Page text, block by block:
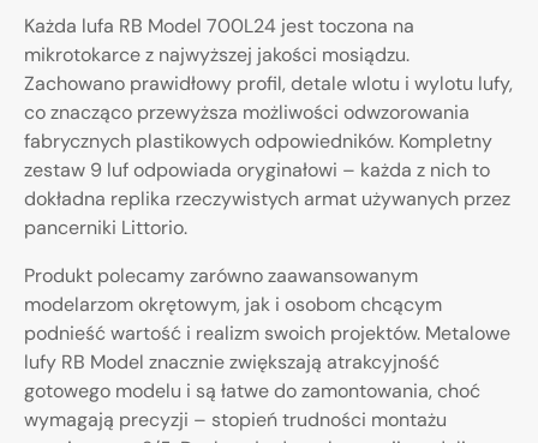
Każda lufa RB Model 700L24 jest toczona na
mikrotokarce z najwyższej jakości mosiądzu.
Zachowano prawidłowy profil, detale wlotu i wylotu lufy,
co znacząco przewyższa możliwości odwzorowania
fabrycznych plastikowych odpowiedników. Kompletny
zestaw 9 luf odpowiada oryginałowi – każda z nich to
dokładna replika rzeczywistych armat używanych przez
pancerniki Littorio.
Produkt polecamy zarówno zaawansowanym
modelarzom okrętowym, jak i osobom chcącym
podnieść wartość i realizm swoich projektów. Metalowe
lufy RB Model znacznie zwiększają atrakcyjność
gotowego modelu i są łatwe do zamontowania, choć
wymagają precyzji – stopień trudności montażu